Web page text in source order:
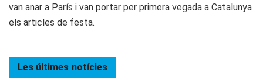
van anar a París i van portar per primera vegada a Catalunya
els articles de festa.
Les últimes notícies